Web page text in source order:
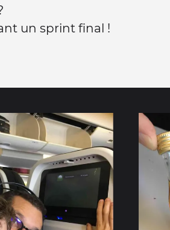
un sprint final !